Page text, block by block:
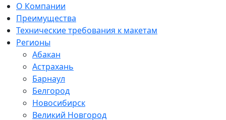
О Компании
Преимущества
Технические требования к макетам
Регионы
Абакан
Астрахань
Барнаул
Белгород
Новосибирск
Великий Новгород